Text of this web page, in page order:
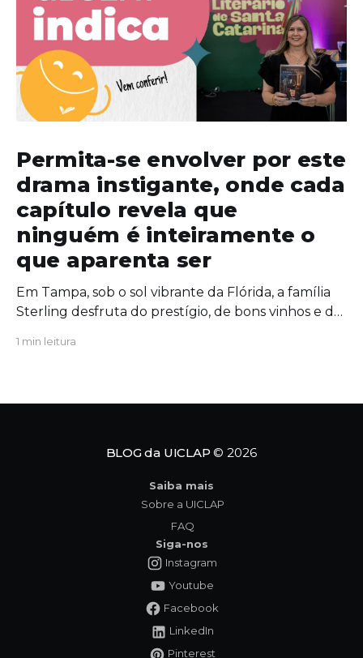
Permita-se envolver por este
drama instigante, onde cada
capítulo revela que
ninguém é inteiramente o
que aparenta ser
Em Tampa, sob o sol vibrante da Flórida, a família
Sterling desfruta do prestígio, de bons vinhos e de
trás das portas fechadas da mansão, segredos
ressurge com um
1 min leitura
BLOG da UICLAP © 2026
Saiba mais
Sobre a UICLAP
FAQ
Siga-nos
Instagram
Youtube
Facebook
LinkedIn
Pinterest